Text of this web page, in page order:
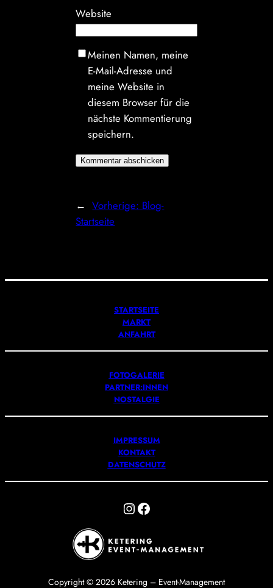
Website
Meinen Namen, meine
E-Mail-Adresse und
meine Website in
diesem Browser für die
nächste Kommentierung
speichern.
← Vorherige: Blog-
Startseite
STARTSEITE
MARKT
ANFAHRT
FOTOGALERIE
PARTNER:INNEN
NOSTALGIE
IMPRESSUM
KONTAKT
DATENSCHUTZ
Instagram Facebook
Copyright © 2026 Ketering – Event-Management